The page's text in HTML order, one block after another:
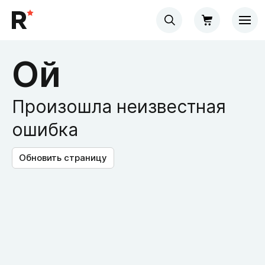
Ой
Произошла неизвестная
ошибка
Обновить страницу